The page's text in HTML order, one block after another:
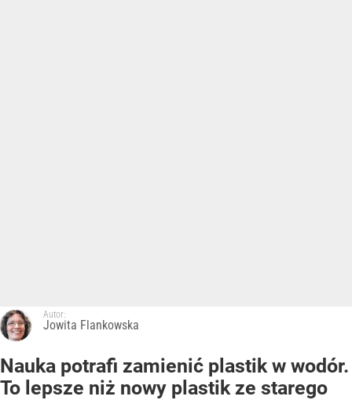
Autor:
Jowita Flankowska
Nauka potrafi zamienić plastik w wodór.
To lepsze niż nowy plastik ze starego